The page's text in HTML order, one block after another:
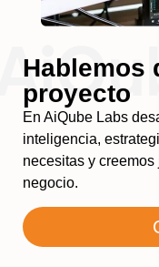
Hablemos
proyecto
En AiQube Labs
inteligencia,
necesitas y
negocio.